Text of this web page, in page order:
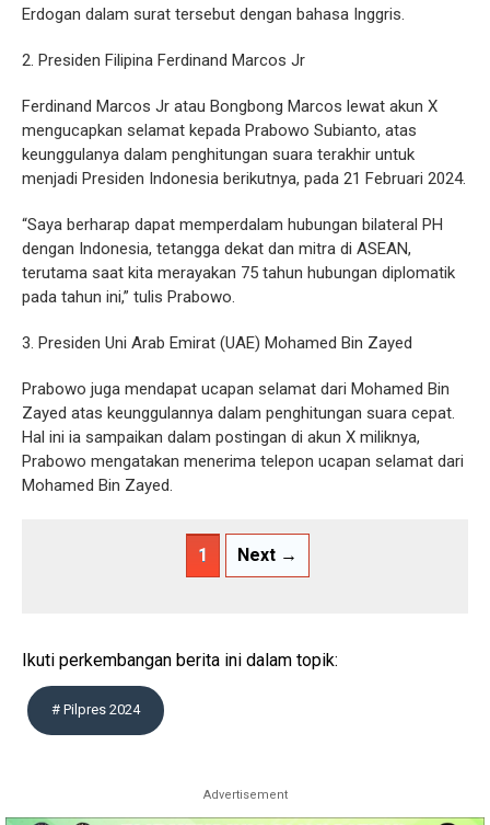
Erdogan dalam surat tersebut dengan bahasa Inggris.
2. Presiden Filipina Ferdinand Marcos Jr
Ferdinand Marcos Jr atau Bongbong Marcos lewat akun X
mengucapkan selamat kepada Prabowo Subianto, atas
keunggulanya dalam penghitungan suara terakhir untuk
menjadi Presiden Indonesia berikutnya, pada 21 Februari 2024.
“Saya berharap dapat memperdalam hubungan bilateral PH
dengan Indonesia, tetangga dekat dan mitra di ASEAN,
terutama saat kita merayakan 75 tahun hubungan diplomatik
pada tahun ini,” tulis Prabowo.
3. Presiden Uni Arab Emirat (UAE) Mohamed Bin Zayed
Prabowo juga mendapat ucapan selamat dari Mohamed Bin
Zayed atas keunggulannya dalam penghitungan suara cepat.
Hal ini ia sampaikan dalam postingan di akun X miliknya,
Prabowo mengatakan menerima telepon ucapan selamat dari
Mohamed Bin Zayed.
1 Next →
Ikuti perkembangan berita ini dalam topik:
# Pilpres 2024
Advertisement